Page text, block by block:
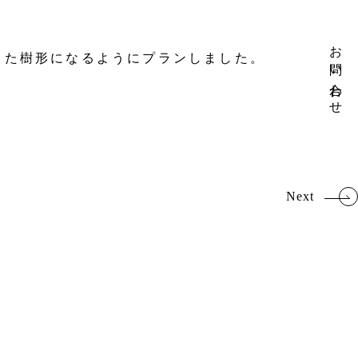
樹形になるようにプランしました。
Next
お問い合わせ